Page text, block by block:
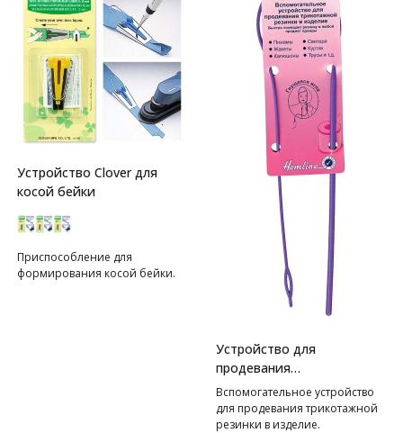
Устройство Clover для
косой бейки
Приспособление для
формирования косой бейки.
Устройство для
продевания
резинки(шнура) в изделие
Hemline
Вспомогательное устройство
для продевания трикотажной
резинки в изделие.